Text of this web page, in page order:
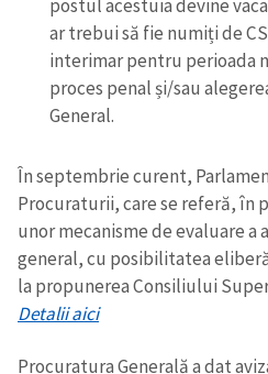
postul acestuia devine
ar trebui să fie numiți de
interimar pentru perioada
proces penal și/sau
General.
În septembrie curent,
Procuraturii, care se referă, în
unor mecanisme de evaluare
general, cu posibilitatea
la propunerea Consiliului
Detalii aici
Procuratura Generală a dat